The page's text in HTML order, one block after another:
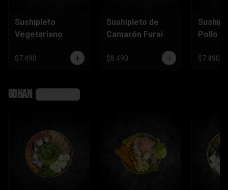
Sushipleto
Vegetariano
$7.490
Sushipleto de
Camarón Furai
$8.490
Pollo
$7.490
Gohan